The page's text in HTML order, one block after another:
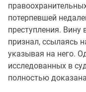
потерпевшей
преступления. Вину
признал, ссылаясь
указывая на него.
исследованных в
полностью